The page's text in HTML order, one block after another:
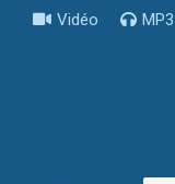
Vidéo MP3